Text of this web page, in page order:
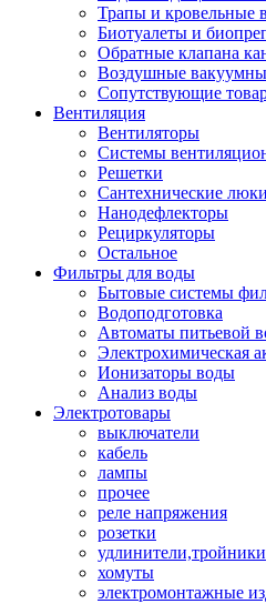
Трапы и кровельные
Биотуалеты и
Обратные клапана
Воздушные
Сопутствующие
Вентиляция
Вентиляторы
Системы
Решетки
Сантехнические люки
Нанодефлекторы
Рециркуляторы
Остальное
Фильтры для воды
Бытовые системы
Водоподготовка
Автоматы питьевой
Электрохимическая
Ионизаторы воды
Анализ воды
Электротовары
выключатели
кабель
лампы
прочее
реле напряжения
розетки
удлинители,тройники
хомуты
электромонтажные